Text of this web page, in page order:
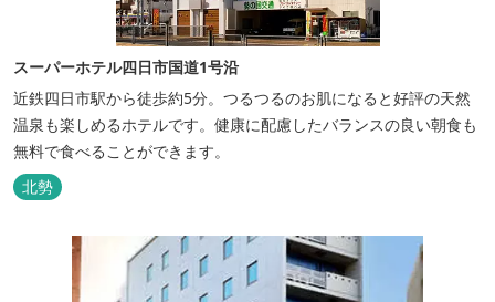
スーパーホテル四日市国道1号沿
近鉄四日市駅から徒歩約5分。つるつるのお肌になると好評の天然
温泉も楽しめるホテルです。健康に配慮したバランスの良い朝食も
無料で食べることができます。
北勢